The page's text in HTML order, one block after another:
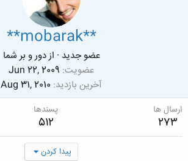
**mobarak**
عضو جدید · ازدور و بر شما
عضویت Jun 22, 2009
آخرین بازدید Aug 31, 2010
ارسال ها
273
پسندها
512
پیدا کردن